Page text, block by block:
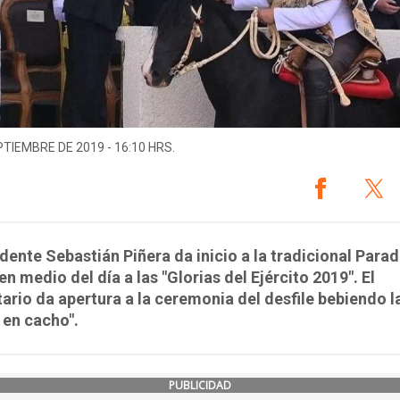
DE 2019 - 16:10 HRS.
Sebastián Piñera da inicio a la tradicional
medio del día a las "Glorias del Ejército 2019". El
da apertura a la ceremonia del desfile bebiendo
cacho".
PUBLICIDAD